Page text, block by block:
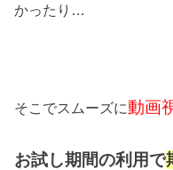
かったり…
そこでスムーズに動画
お試し期間の利用で